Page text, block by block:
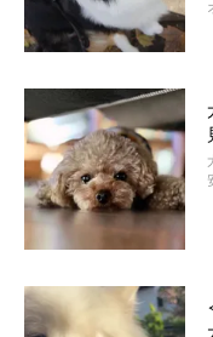
きつね顔の柴犬の見